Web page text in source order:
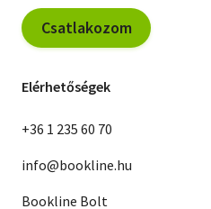
Csatlakozom
Elérhetőségek
+36 1 235 60 70
info@bookline.hu
Bookline Bolt